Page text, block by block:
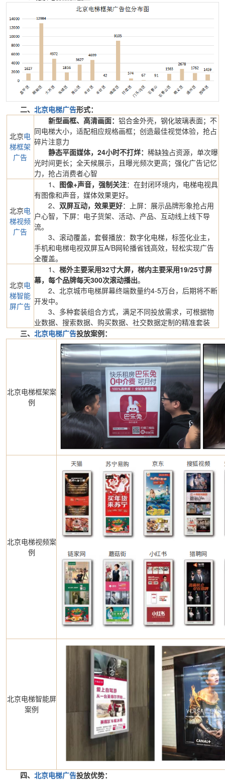
二、北京电梯广告形式：
北京电
梯框架
广告
新型画框、高清画面： 铝合金外壳，钢化玻璃表面；不
同电梯大小，适配相应规格画框；创造最佳视觉体验，抢占
碎片注意力
静态平面媒体，24小时不打烊： 稀缺独占资源，单次曝
光时间更长；全天候展示，且曝光频次更高；强化广告记忆
力，抢占消费者心智
北京电
梯视频
广告
1、 图像+声音，强制关注：在封闭环境内，电梯电视具
有图像和声音，媒体效果更好。
2、 双屏互动，效果更好：上屏：展示品牌形象抢占用
户心智，下屏：电子货架、活动、产品、互动线上线下导
流。
3、滚动覆盖，套餐播放：数字化电梯，标签化业主，
手机和电梯电视双屏互A/B网轮播省钱高效，轻松实现广告
全覆盖。
北京电
梯智能
屏广告
1、 梯外主要采用32寸大屏，梯内主要采用19/25寸屏
幕，每个品牌每天300次滚动播出。
2、北京城市电梯屏幕终端数量约4-5万台，后期将不断
开发中。
3、多种套装组合方式，满足不同投放需求，可根据物
业数据、搜索数据、购买数据、社交数据定制的精准套装
三、北京电梯广告投放案例：
北京电梯框架案
例
北京电梯视频案
例
北京电梯智能屏
案例
四、北京电梯广告投放优势：